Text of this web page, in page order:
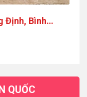
Định, Bình
QUỐC